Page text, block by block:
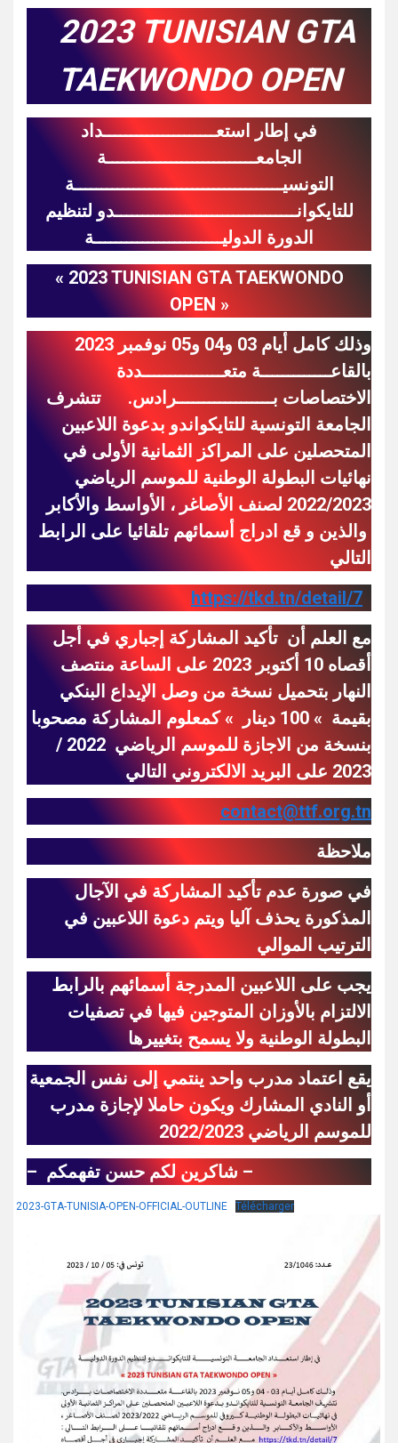
2023 TUNISIAN GTA
TAEKWONDO OPEN
في إطار استعـــــــــــــــــــــداد
الجامعــــــــــــــــــــــــــــة
التونسيـــــــــــــــــــــــــــــــــــــــة
للتايكوانــــــــــــــــــــــــــــــــــدو لتنظيم
الدورة الدوليــــــــــــــــــــــــة
« 2023 TUNISIAN GTA TAEKWONDO
OPEN »
بالقاعـــــــــــــة متعـــــــــــــــددة
الاختصاصات بــــــــــــــــــرادس. تتشرف
الجامعة التونسية للتايكواندو بدعوة اللاعبين
المتحصلين على المراكز الثمانية الأولى في
نهائيات البطولة الوطنية للموسم الرياضي
2022/2023 لصنف الأصاغر ، الأواسط والأكابر
والذين و قع ادراج أسمائهم تلقائيا على الرابط
التالي
https://tkd.tn/detail/7
مع العلم أن تأكيد المشاركة إجباري في أجل
أقصاه 10 أكتوبر 2023 على الساعة منتصف
النهار بتحميل نسخة من وصل الإيداع البنكي
بقيمة » 100 دينار » كمعلوم المشاركة مصحوبا
بنسخة من الاجازة للموسم الرياضي 2022 /
2023 على البريد الالكتروني التالي
contact@ttf.org.tn
ملاحظة
المذكورة يحذف آليا ويتم دعوة اللاعبين في
الترتيب الموالي
يجب على اللاعبين المدرجة أسمائهم بالرابط
الالتزام بالأوزان المتوجين فيها في تصفيات
البطولة الوطنية ولا يسمح بتغييرها
يقع اعتماد مدرب واحد ينتمي إلى نفس الجمعية
أو النادي المشارك ويكون حاملا لإجازة مدرب
للموسم الرياضي 2022/2023
– شاكرين لكم حسن تفهمكم –
2023-GTA-TUNISIA-OPEN-OFFICIAL-OUTLINE Télécharger